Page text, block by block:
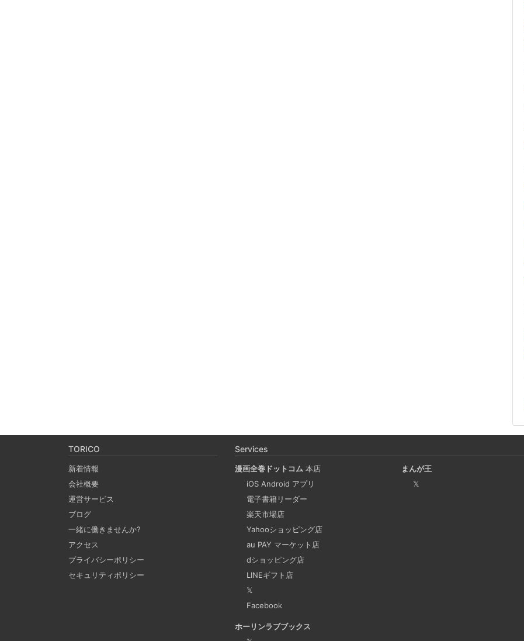
TORICO
新着情報
会社概要
運営サービス
ブログ
一緒に働きませんか?
アクセス
プライバシーポリシー
セキュリティポリシー
Services
漫画全巻ドットコム 本店
iOS Android アプリ
電子書籍リーダー
楽天市場店
Yahooショッピング店
au PAY マーケット店
dショッピング店
LINEギフト店
𝕏
Facebook
ホーリンラブブックス
まんが王
𝕏